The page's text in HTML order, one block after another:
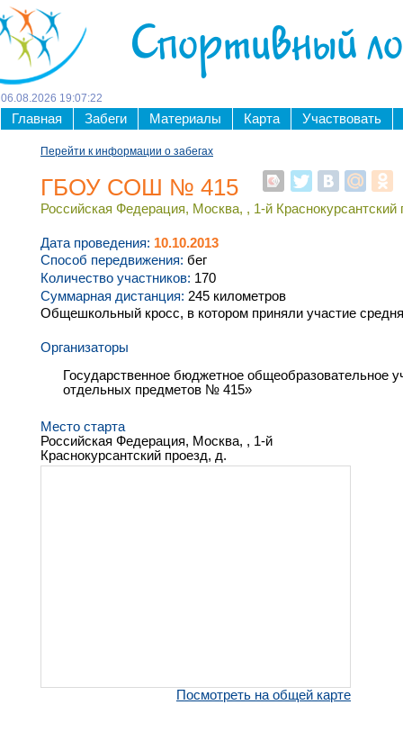
Спортивный
06 08 2026 19:07:23
Главная Забеги Материалы Карта Участвовать
Перейти к информации о забегах
ГБОУ СОШ № 415
Российская Федерация, Москва, , 1-й Краснокурсантский
Дата проведения: 10.10.2013
Способ передвижения: бег
Количество участников: 170
Суммарная дистанция: 245 километров
Общешкольный кросс, в котором приняли участие
Организаторы
Государственное бюджетное общеобразовательное
отдельных предметов № 415»
Место старта
Российская Федерация, Москва, , 1-й
Краснокурсантский проезд, д.
Посмотреть на общей карте